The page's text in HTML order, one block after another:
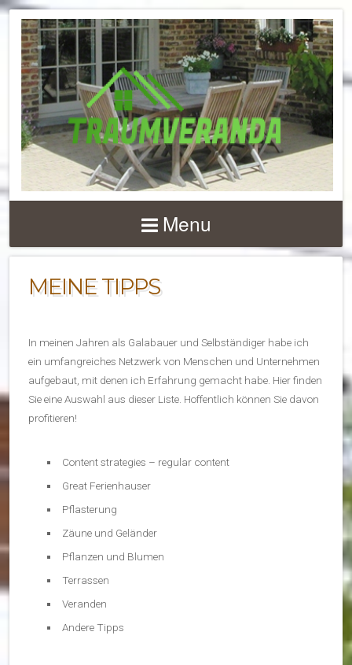
NACHRICHTEN UND
ZU
UND VERANDEN
Menu
MEINE TIPPS
In meinen Jahren als Galabauer und Selbständiger habe ich
ein umfangreiches Netzwerk von Menschen und Unternehmen
aufgebaut, mit denen ich Erfahrung gemacht habe. Hier finden
Sie eine Auswahl aus dieser Liste. Hoffentlich können Sie davon
profitieren!
Content strategies – regular content
Great Ferienhauser
Pflasterung
Zäune und Geländer
Pflanzen und Blumen
Terrassen
Veranden
Andere Tipps